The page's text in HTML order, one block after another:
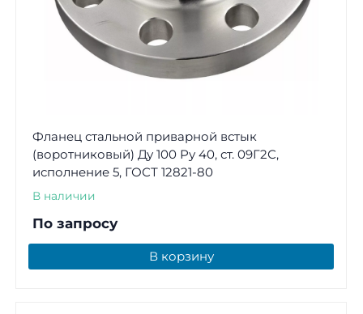
Фланец стальной приварной встык
(воротниковый) Ду 100 Ру 40, ст. 09Г2С,
исполнение 5, ГОСТ 12821-80
В наличии
По запросу
В корзину